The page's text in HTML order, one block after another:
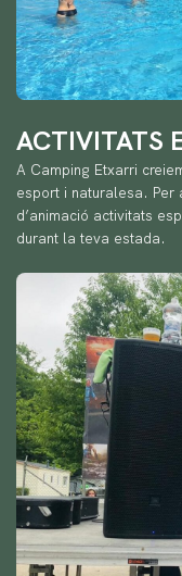
ACTIVITATS
A Camping Etxarri
esport i naturalesa.
d’animació activitats
durant la teva estada.